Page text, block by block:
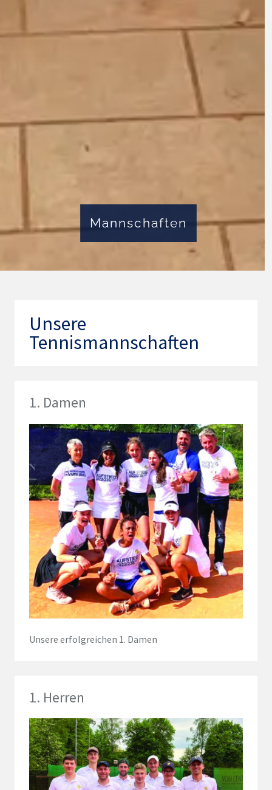
Mannschaften
Unsere
Tennismannschaften
1. Damen
Unsere erfolgreichen 1. Damen
1. Herren